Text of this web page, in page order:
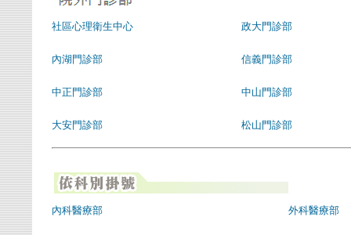
社區心理衛生中心 政大門診部
內湖門診部 信義門診部
中正門診部 中山門診部
大安門診部 松山門診部
內科醫療部 外科醫療部